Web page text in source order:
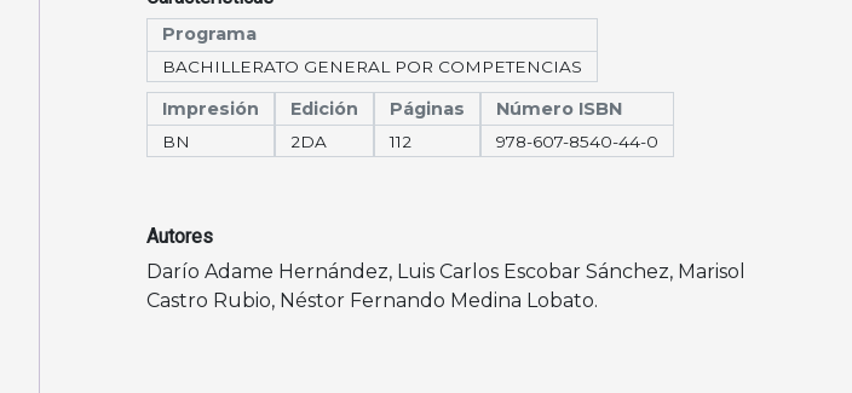
Programa
BACHILLERATO GENERAL POR COMPETENCIAS
Impresión
BN
Edición
2DA
Páginas
112
Número ISBN
978-607-8540-44-0
Autores
Darío Adame Hernández, Luis Carlos Escobar Sánchez, Marisol
Castro Rubio, Néstor Fernando Medina Lobato.